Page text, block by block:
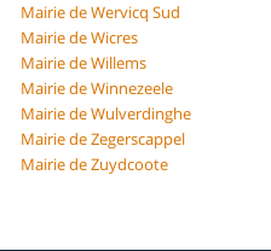
Mairie de Wervicq Sud
Mairie de Wicres
Mairie de Willems
Mairie de Winnezeele
Mairie de Wulverdinghe
Mairie de Zegerscappel
Mairie de Zuydcoote